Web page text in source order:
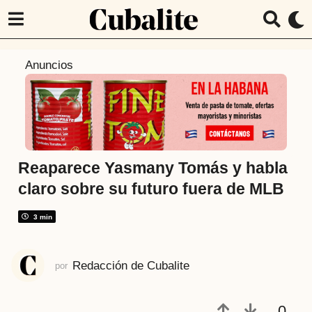
t
á
s
ñ
Anuncios
Reaparece Yasmany Tomás y habla
claro sobre su futuro fuera de MLB
3 min
por Redacción de Cubalite